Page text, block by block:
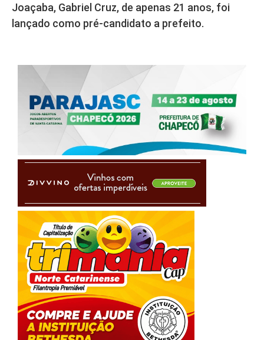
Joaçaba, Gabriel Cruz, de apenas 21 anos, foi
lançado como pré-candidato a prefeito.